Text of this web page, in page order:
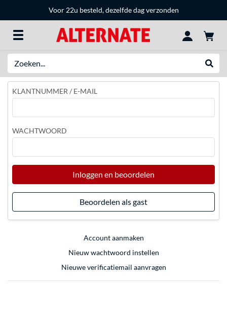
Voor 22u besteld, dezelfde dag verzonden
KLANTNUMMER / E-MAIL
WACHTWOORD
Inloggen en beoordelen
Beoordelen als gast
Account aanmaken
Nieuw wachtwoord instellen
Nieuwe verificatiemail aanvragen